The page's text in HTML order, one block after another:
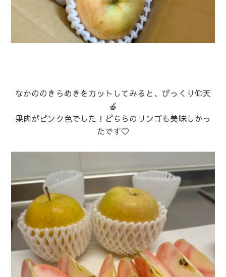
なかののきらめきをカットしてみると、びっくり仰天
🍎
果肉がピンク色でした！どちらのリンゴも美味しかっ
たです♡